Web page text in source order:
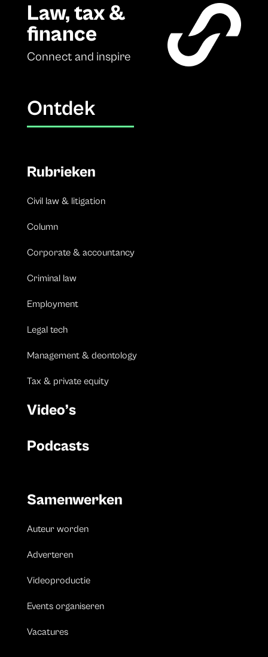
Law, tax &
finance
Connect and inspire
Ontdek
Rubrieken
Civil law & litigation
Column
Corporate & accountancy
Criminal law
Employment
Legal tech
Management & deontology
Tax & private equity
Video’s
Podcasts
Samenwerken
Auteur worden
Adverteren
Videoproductie
Events organiseren
Vacatures